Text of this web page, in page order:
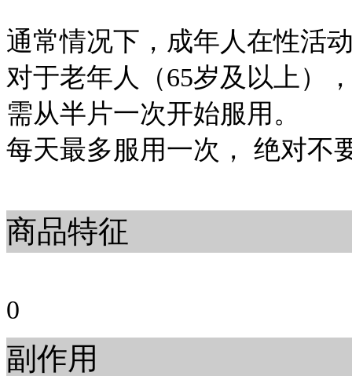
通常情况下，成年人在性活
对于老年人（65岁及以上）
需从半片一次开始服用。
每天最多服用一次， 绝对不
商品特征
0
副作用